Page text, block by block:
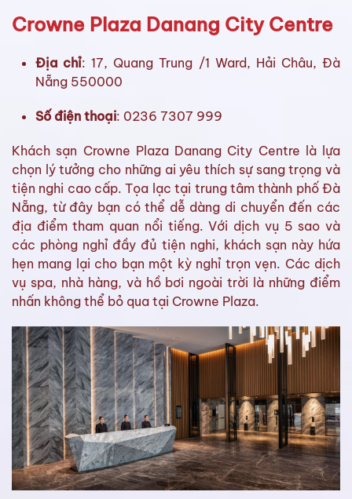
Crowne Plaza Danang City Centre
Địa chỉ: 17, Quang Trung /1 Ward, Hải Châu, Đà
Nẵng 550000
Số điện thoại: 0236 7307 999
Khách sạn Crowne Plaza Danang City Centre là lựa
chọn lý tưởng cho những ai yêu thích sự sang trọng và
tiện nghi cao cấp. Tọa lạc tại trung tâm thành phố Đà
Nẵng, từ đây bạn có thể dễ dàng di chuyển đến các
địa điểm tham quan nổi tiếng. Với dịch vụ 5 sao và
các phòng nghỉ đầy đủ tiện nghi, khách sạn này hứa
hẹn mang lại cho bạn một kỳ nghỉ trọn vẹn. Các dịch
vụ spa, nhà hàng, và hồ bơi ngoài trời là những điểm
nhấn không thể bỏ qua tại Crowne Plaza.